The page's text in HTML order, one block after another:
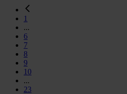
1
...
6
7
8
9
10
...
23